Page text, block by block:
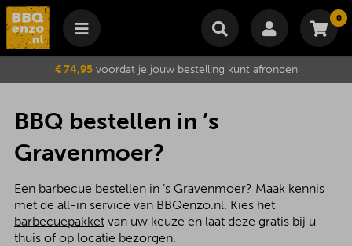
0
Winkelmand
Je winkelwagen is momenteel leeg.
Subtotaal €
Wijzig winkelmand
€ 74,95voordat je jouw bestelling kunt afronden
BBQ bestellen in ’s
Gravenmoer?
Een barbecue bestellen in ’s Gravenmoer? Maak kennis
met de all-in service van BBQenzo.nl. Kies het
barbecuepakketvan uw keuze en laat deze gratis bij u
thuis of op locatie bezorgen.